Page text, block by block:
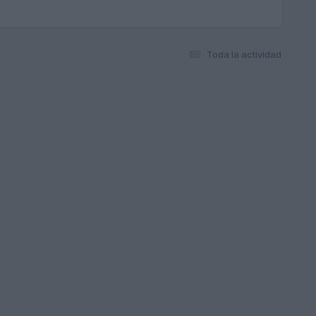
Toda la actividad